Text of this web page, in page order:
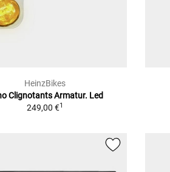
HeinzBikes
Clignotants Armatur. Led
249,00 €1